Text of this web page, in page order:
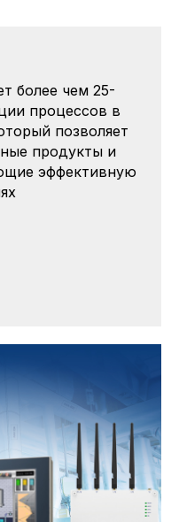
более чем 25-
процессов в
позволяет
продукты и
эффективную